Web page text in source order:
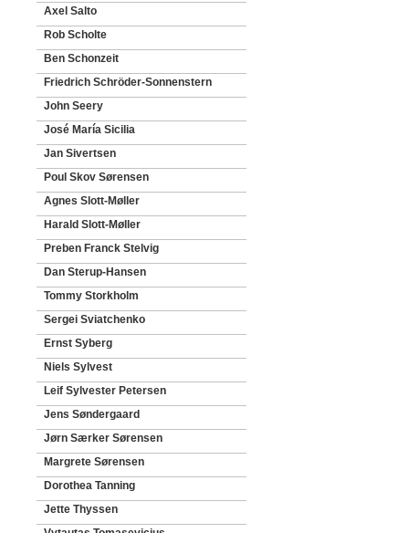
Axel Salto
Rob Scholte
Ben Schonzeit
Friedrich Schröder-Sonnenstern
John Seery
José María Sicilia
Jan Sivertsen
Poul Skov Sørensen
Agnes Slott-Møller
Harald Slott-Møller
Preben Franck Stelvig
Dan Sterup-Hansen
Tommy Storkholm
Sergei Sviatchenko
Ernst Syberg
Niels Sylvest
Leif Sylvester Petersen
Jens Søndergaard
Jørn Særker Sørensen
Margrete Sørensen
Dorothea Tanning
Jette Thyssen